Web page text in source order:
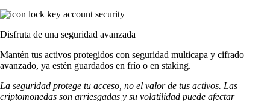
Disfruta de una seguridad avanzada
Mantén tus activos protegidos con seguridad multicapa y cifrado
avanzado, ya estén guardados en frío o en staking.
La seguridad protege tu acceso, no el valor de tus activos. Las
criptomonedas son arriesgadas y su volatilidad puede afectar